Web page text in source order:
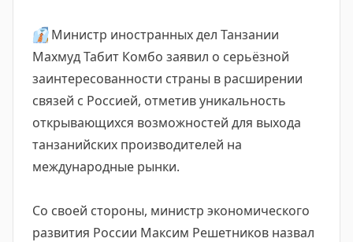
👔Министр иностранных дел Танзании
Махмуд Табит Комбо заявил о серьёзной
заинтересованности страны в расширении
связей с Россией, отметив уникальность
открывающихся возможностей для выхода
танзанийских производителей на
международные рынки.
Со своей стороны, министр экономического
развития России Максим Решетников назвал